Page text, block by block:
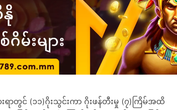
ာတွင် (၁၁)ဂိုးသွင်းကာ ဂိုးဖန်တီးမှု (၇)ကြိမ်အထိ